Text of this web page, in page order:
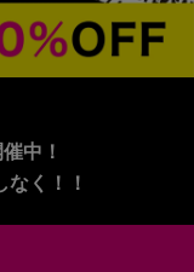
中！
く！！